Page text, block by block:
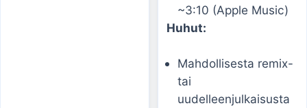
~3:10 (Apple Music)
Huhut:
Mahdollisesta remix-
tai
uudelleenjulkaisusta